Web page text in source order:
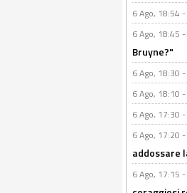
6 Ago, 18:54 -
6 Ago, 18:45 -
Bruyne?"
6 Ago, 18:30 -
6 Ago, 18:10 -
6 Ago, 17:30 -
6 Ago, 17:20 -
addossare
6 Ago, 17:15 -